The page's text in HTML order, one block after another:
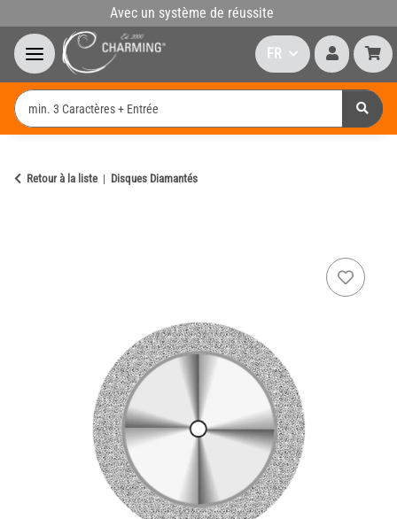
Avec un système de réussite
FR
Retour à la liste Disques Diamantés